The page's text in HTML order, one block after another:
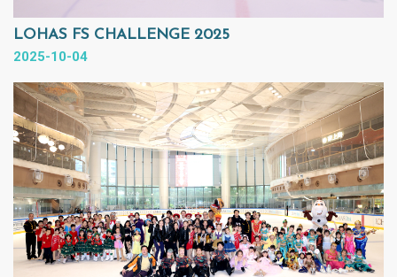
LOHAS FS CHALLENGE 2025
2025-10-04